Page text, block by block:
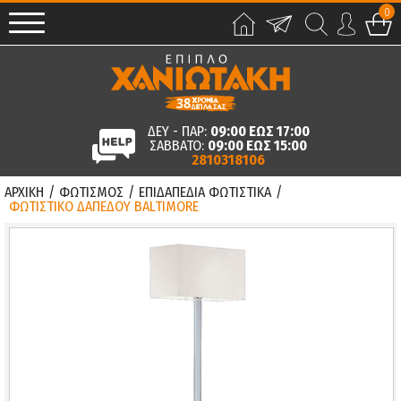
0
ΔΕΥ - ΠΑΡ: 09:00 ΕΩΣ 17:00
ΣΑΒΒΑΤΟ: 09:00 ΕΩΣ 15:00
2810318106
ΑΡΧΙΚΗ / ΦΩΤΙΣΜΟΣ / ΕΠΙΔΑΠΕΔΙΑ ΦΩΤΙΣΤΙΚΑ /
ΦΩΤΙΣΤΙΚΟ ΔΑΠΕΔΟΥ BALTIMORE